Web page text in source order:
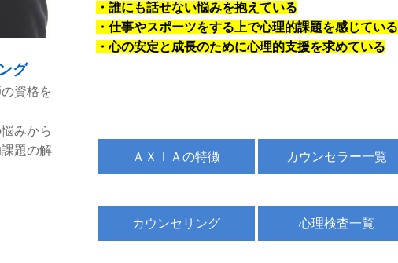
グ
資格を
みから
題の解
・誰にも話せない悩みを抱えている
・仕事やスポーツをする上で心理的課題を感じている
・心の安定と成長のために心理的支援を求めている
ＡＸＩＡの特徴 カウンセラー一覧
カウンセリング 心理検査一覧